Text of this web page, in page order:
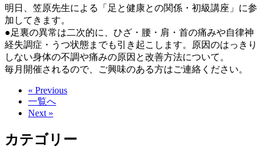
明日、笠原先生による「足と健康との関係・初級講座」に参
加してきます。
●足裏の異常は二次的に、ひざ・腰・肩・首の痛みや自律神
経失調症・うつ状態までも引き起こします。原因のはっきり
しない身体の不調や痛みの原因と改善方法について。
毎月開催されるので、ご興味のある方はご連絡ください。
« Previous
一覧へ
Next »
カテゴリー